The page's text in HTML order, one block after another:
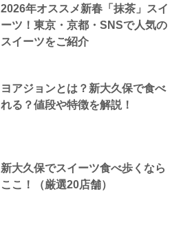
2026年オススメ新春「抹茶」スイ
ーツ！東京・京都・SNSで人気の
スイーツをご紹介
ヨアジョンとは？新大久保で食べ
れる？値段や特徴を解説！
新大久保でスイーツ食べ歩くなら
ここ！（厳選20店舗）